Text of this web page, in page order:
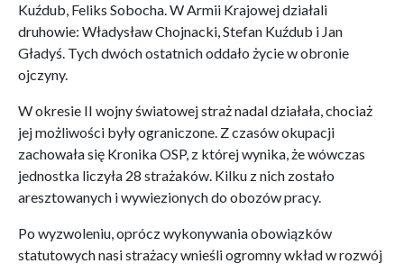
Kuźdub, Feliks Sobocha. W Armii Krajowej działali
druhowie: Władysław Chojnacki, Stefan Kuźdub i Jan
Gładyś. Tych dwóch ostatnich oddało życie w obronie
ojczyny.
W okresie II wojny światowej straż nadal działała, chociaż
jej możliwości były ograniczone. Z czasów okupacji
zachowała się Kronika OSP, z której wynika, że wówczas
jednostka liczyła 28 strażaków. Kilku z nich zostało
aresztowanych i wywiezionych do obozów pracy.
Po wyzwoleniu, oprócz wykonywania obowiązków
statutowych nasi strażacy wnieśli ogromny wkład w rozwój